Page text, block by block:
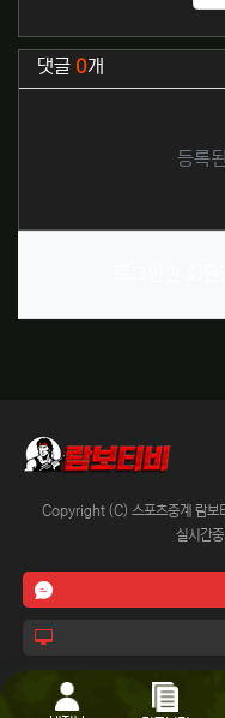
관련자료
댓글 0개
등록
Copyright (C) 스포츠중계 람보
실시간